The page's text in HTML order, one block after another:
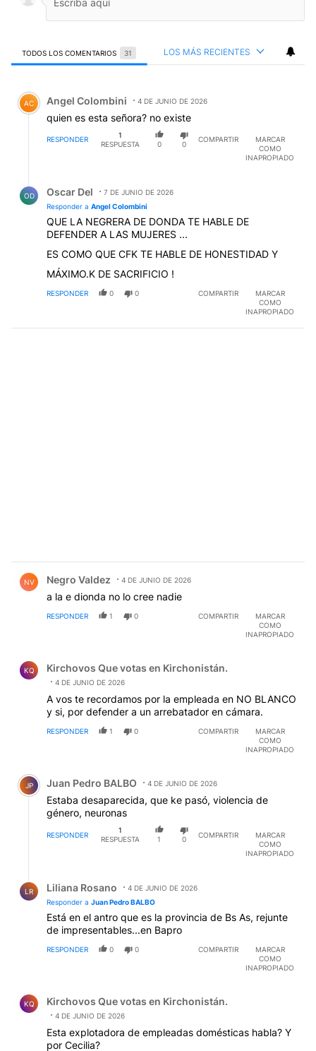
TODOS LOS COMENTARIOS 31 LOS MÁS RECIENTES
Comentario de Angel Colombini.
AC Angel Colombini 4 DE JUNIO DE 2026
quien es esta señora? no existe
RESPONDER
1
RESPUESTA
0 0
COMPARTIR
MARCAR
COMO
INAPROPIADO
OD Oscar Del
7 DE JUNIO DE 2026
Responder a Angel Colombini
QUE LA NEGRERA DE DONDA TE HABLE DE
DEFENDER A LAS MUJERES ...
ES COMO QUE CFK TE HABLE DE HONESTIDAD Y
MÁXIMO.K DE SACRIFICIO !
RESPONDER 0 0 COMPARTIR
MARCAR
COMO
INAPROPIADO
NV Negro Valdez 4 DE JUNIO DE 2026
a la e dionda no lo cree nadie
RESPONDER 1 0 COMPARTIR
MARCAR
COMO
INAPROPIADO
KQ Kirchovos Que votas en Kirchonistán.
4 DE JUNIO DE 2026
A vos te recordamos por la empleada en NO BLANCO
y si, por defender a un arrebatador en cámara.
RESPONDER 1 0 COMPARTIR
MARCAR
COMO
INAPROPIADO
Comentario de Juan Pedro BALBO.
JP Juan Pedro BALBO 4 DE JUNIO DE 2026
Estaba desaparecida, que ke pasó, violencia de
género, neuronas
RESPONDER
1
RESPUESTA
1 0
COMPARTIR
MARCAR
COMO
INAPROPIADO
LR Liliana Rosano
4 DE JUNIO DE 2026
Responder a Juan Pedro BALBO
Está en el antro que es la provincia de Bs As, rejunte
de impresentables...en Bapro
RESPONDER 0 0 COMPARTIR
MARCAR
COMO
INAPROPIADO
KQ Kirchovos Que votas en Kirchonistán.
4 DE JUNIO DE 2026
Esta explotadora de empleadas domésticas habla? Y
por Cecilia?